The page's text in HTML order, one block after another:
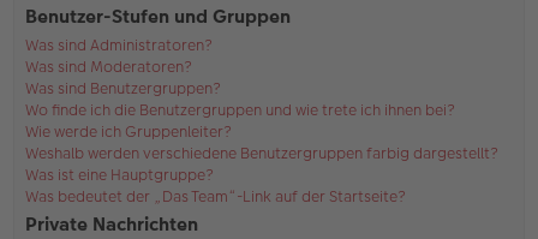
Benutzer-Stufen und Gruppen
Was sind Administratoren?
Was sind Moderatoren?
Was sind Benutzergruppen?
Wo finde ich die Benutzergruppen und wie trete ich ihnen bei?
Wie werde ich Gruppenleiter?
Weshalb werden verschiedene Benutzergruppen farbig dargestellt?
Was ist eine Hauptgruppe?
Was bedeutet der „Das Team“-Link auf der Startseite?
Private Nachrichten